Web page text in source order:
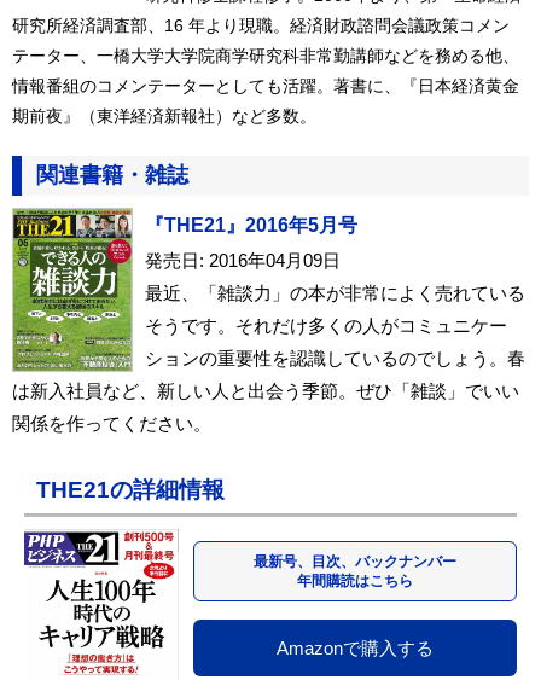
研究所経済調査部、16 年より現職。経済財政諮問会議政策コメン
テーター、一橋大学大学院商学研究科非常勤講師などを務める他、
情報番組のコメンテーターとしても活躍。著書に、『日本経済黄金
期前夜』（東洋経済新報社）など多数。
関連書籍・雑誌
『THE21』2016年5月号
発売日: 2016年04月09日
最近、「雑談力」の本が非常によく売れている
そうです。それだけ多くの人がコミュニケー
ションの重要性を認識しているのでしょう。春
は新入社員など、新しい人と出会う季節。ぜひ「雑談」でいい
関係を作ってください。
THE21の詳細情報
最新号、目次、バックナンバー
年間購読はこちら
Amazonで購入する